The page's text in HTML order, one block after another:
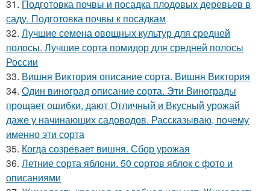
31. Подготовка почвы и посадка плодовых деревьев в
саду. Подготовка почвы к посадкам
32. Лучшие семена овощных культур для средней
полосы. Лучшие сорта помидор для средней полосы
России
33. Вишня Виктория описание сорта. Вишня Виктория
34. Один виноград описание сорта. Эти Винограды
прощает ошибки, дают Отличный и Вкусный урожай
даже у начинающих садоводов. Рассказываю, почему
именно эти сорта
35. Когда созревает вишня. Сбор урожая
36. Летние сорта яблони. 50 сортов яблок с фото и
описаниями